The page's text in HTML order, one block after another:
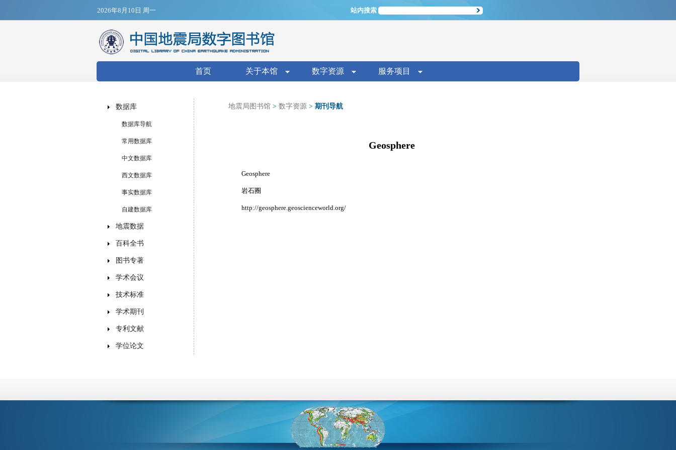
Jump to navigation
2026年8月10日 周一
搜索表单
站内搜索
首页 关于本馆 数字资源 服务项目
地震局图书馆 > 数字资源 > 期刊导航
Geosphere
Geosphere
岩石圈
http://geosphere.geoscienceworld.org/
数据库
数据库导航
常用数据库
中文数据库
西文数据库
事实数据库
自建数据库
地震数据
百科全书
图书专著
学术会议
技术标准
学术期刊
专利文献
学位论文